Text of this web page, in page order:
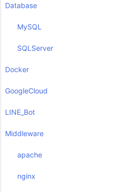
Database
MySQL
SQLServer
Docker
GoogleCloud
LINE_Bot
Middleware
apache
nginx